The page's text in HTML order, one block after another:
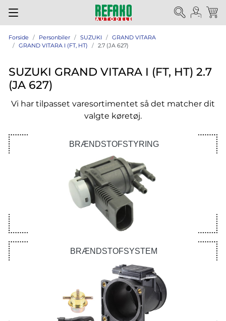
Forside Personbiler SUZUKI
GRAND VITARA
GRAND VITARA I (FT, HT)
2.7 (JA 627)
SUZUKI GRAND VITARA I (FT, HT) 2.7
(JA 627)
Vi har tilpasset varesortimentet så det matcher dit
valgte køretøj.
BRÆNDSTOFSTYRING
BRÆNDSTOFSYSTEM